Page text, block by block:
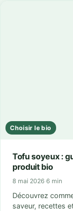
Choisir le bio
Tofu soyeux :
produit bio
8 mai 2026·6 min
Découvrez
saveur, recettes